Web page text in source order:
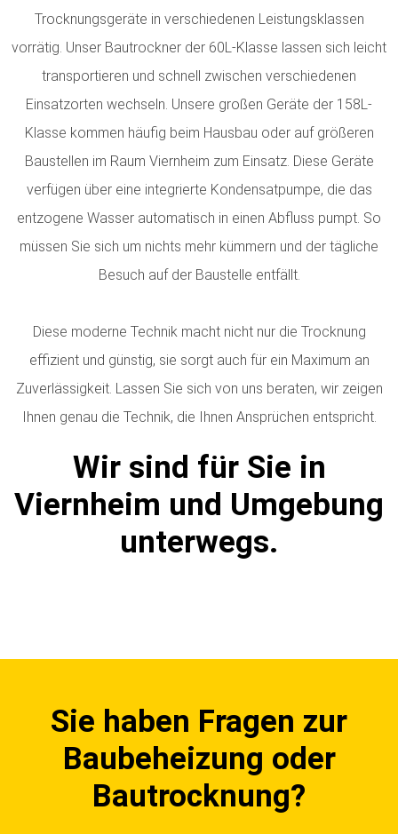
Trocknungsgeräte in verschiedenen Leistungsklassen
vorrätig. Unser Bautrockner der 60L-Klasse lassen sich leicht
transportieren und schnell zwischen verschiedenen
Einsatzorten wechseln. Unsere großen Geräte der 158L-
Klasse kommen häufig beim Hausbau oder auf größeren
Baustellen im Raum Viernheim zum Einsatz. Diese Geräte
verfügen über eine integrierte Kondensatpumpe, die das
entzogene Wasser automatisch in einen Abfluss pumpt. So
müssen Sie sich um nichts mehr kümmern und der tägliche
Besuch auf der Baustelle entfällt.
Diese moderne Technik macht nicht nur die Trocknung
effizient und günstig, sie sorgt auch für ein Maximum an
Zuverlässigkeit. Lassen Sie sich von uns beraten, wir zeigen
Ihnen genau die Technik, die Ihnen Ansprüchen entspricht.
Wir sind für Sie in
Viernheim und Umgebung
unterwegs.
Sie haben Fragen zur
Baubeheizung oder
Bautrocknung?